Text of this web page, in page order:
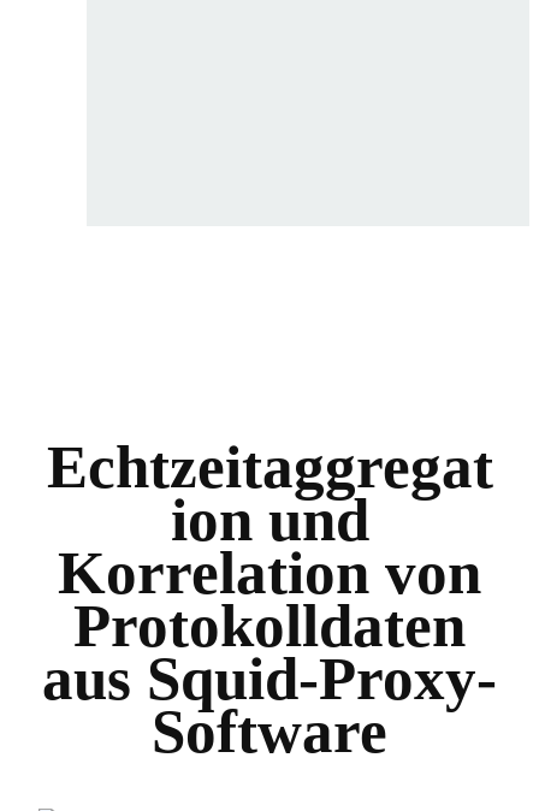
Echtzeitaggregat
ion und
Korrelation von
Protokolldaten
aus Squid-Proxy-
Software